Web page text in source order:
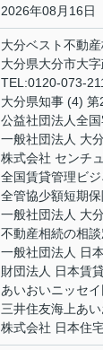
2026年08月16日
大分ベスト不動
大分県大分市大
TEL:0120-073-
大分県知事 (4) 第
公益社団法人全
一般社団法人 大
株式会社 センチ
全国賃貸管理ビ
全管協少額短期
一般社団法人 大
不動産相続の相談
一般社団法人 日
財団法人 日本賃
あいおいニッセ
三井住友海上あ
株式会社 日本住